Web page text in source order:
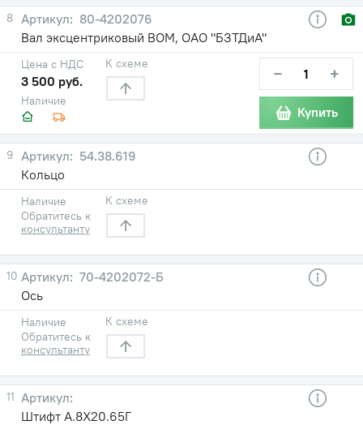
8
80-4202076
Вал эксцентриковый ВОМ, ОАО "БЗТДиА"
Наличие
Цена с НДС
3 500 руб.
К схеме − +
Купить
9
54.38.619
Кольцо
Наличие
Обратитесь к
консультанту
К схеме
10
70-4202072-Б
Ось
Наличие
Обратитесь к
консультанту
К схеме
11
Штифт А.8Х20.65Г